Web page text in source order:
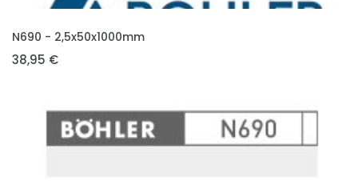
VLOŽIT DO KOŠÍKU
N690 - 2,5x50x1000mm
38,95 €